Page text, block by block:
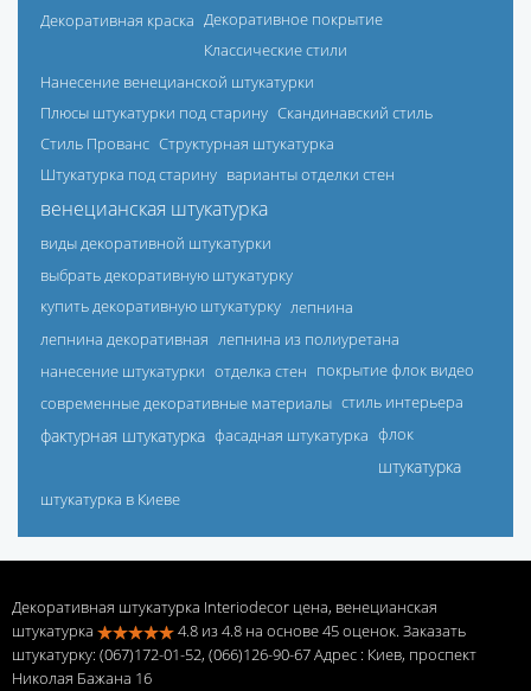
Декоративная краска Декоративное покрытие
Классические стили
Нанесение венецианской штукатурки
Плюсы штукатурки под старину Скандинавский стиль
Стиль Прованс Структурная штукатурка
Штукатурка под старину варианты отделки стен
венецианская штукатурка
виды декоративной штукатурки
выбрать декоративную штукатурку
купить декоративную штукатурку лепнина
лепнина декоративная лепнина из полиуретана
нанесение штукатурки отделка стен покрытие флок видео
современные декоративные материалы стиль интерьера
фактурная штукатурка фасадная штукатурка флок
штукатурка
штукатурка в Киеве
Декоративная штукатурка Interiodecor цена, венецианская
штукатурка
4.8 из4.8 на основе45оценок. Заказать
штукатурку: (067)172-01-52, (066)126-90-67 Адрес : Киев, проспект
Николая Бажана 16